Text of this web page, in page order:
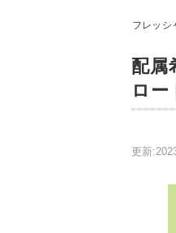
フレッシ
配属
ロー
更新